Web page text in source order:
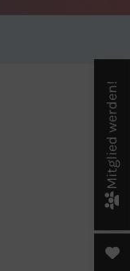
Mitglied werden!